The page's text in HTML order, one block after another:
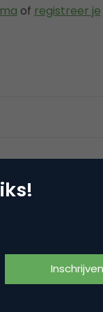
of registreer je